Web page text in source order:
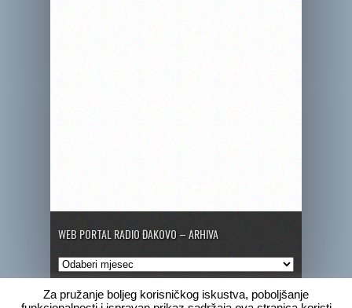
WEB PORTAL RADIO ĐAKOVO – ARHIVA
Web
portal
Radio
Đakovo
Za pružanje boljeg korisničkog iskustva, poboljšanje